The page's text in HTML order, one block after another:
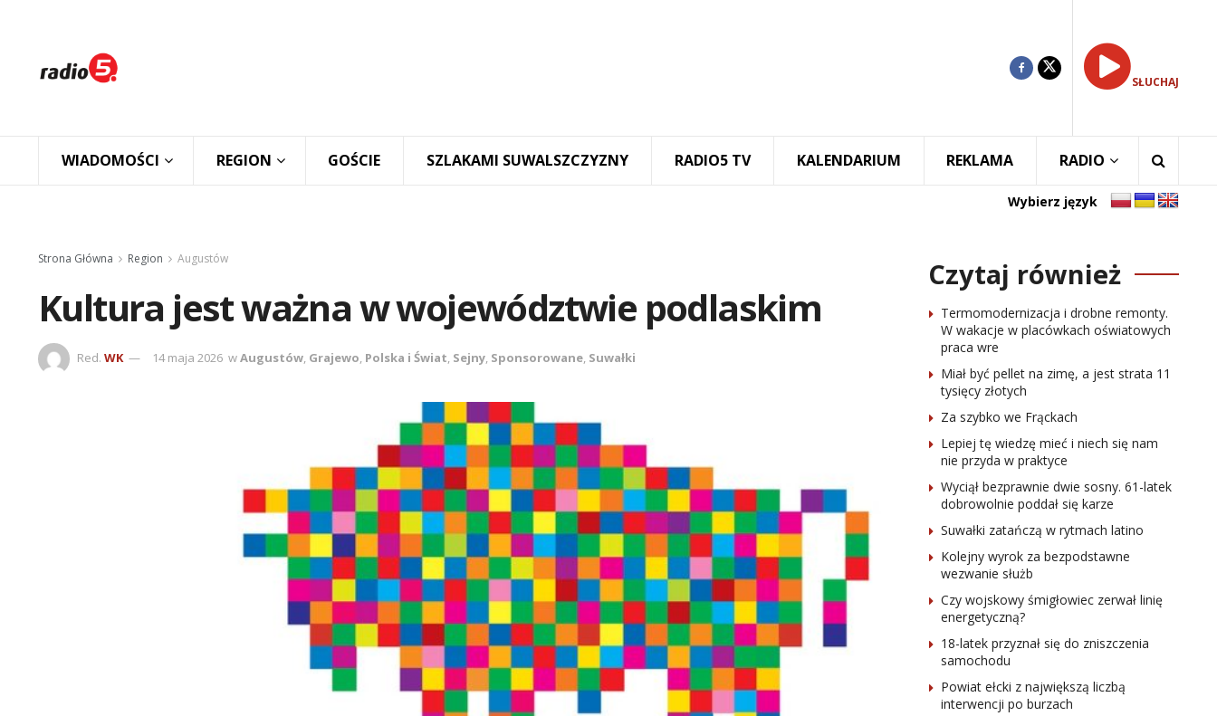
SŁUCHAJ
WIADOMOŚCI REGION GOŚCIE SZLAKAMI SUWALSZCZYZNY RADIO5 TV KALENDARIUM REKLAMA RADIO
Wybierz język
Strona Główna Region Augustów
Kultura jest ważna w województwie podlaskim
Red. WK 14 maja 2026 wAugustów, Grajewo, Polska i Świat, Sejny, Sponsorowane, Suwałki
Czytaj również
Termomodernizacja i drobne remonty.
W wakacje w placówkach oświatowych
praca wre
Miał być pellet na zimę, a jest strata 11
tysięcy złotych
Za szybko we Frąckach
Lepiej tę wiedzę mieć i niech się nam
nie przyda w praktyce
Wyciął bezprawnie dwie sosny. 61-latek
dobrowolnie poddał się karze
Suwałki zatańczą w rytmach latino
Kolejny wyrok za bezpodstawne
wezwanie służb
Czy wojskowy śmigłowiec zerwał linię
energetyczną?
18-latek przyznał się do zniszczenia
samochodu
Powiat ełcki z największą liczbą
interwencji po burzach